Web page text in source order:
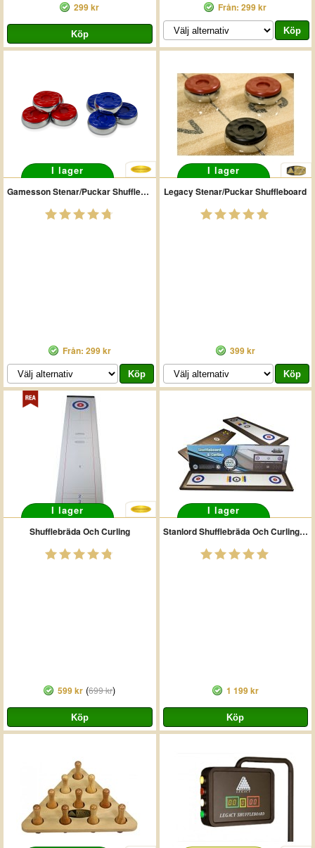
299 kr Från: 299 kr
I lager
Gamesson Stenar/Puckar Shuffleboard
Från: 299 kr
I lager
Legacy Stenar/Puckar Shuffleboard
399 kr
I lager
Shufflebräda Och Curling
599 kr (699 kr)
I lager
Stanlord Shufflebräda Och Curling Pro
1 199 kr